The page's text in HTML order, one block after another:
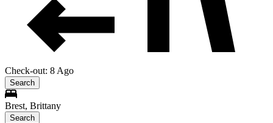
Check-out: 8 Ago
Search
Brest, Brittany
Search